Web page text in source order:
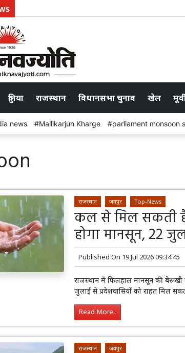
दुनिया राजस्थान विधानसभा चुनाव खेल
news Mallikarjun Kharge parliament monsoon
राजस्थान जयपुर Top-News
कल से मिल सकती है
होगा मानसून, 22
Published On 19 Jul 2026 09:34:45
राजस्थान में फिलहाल मानसून की बेरूखी
जुलाई से प्रदेशवासियों को राहत मिल
Read More...
राजस्थान जयपुर